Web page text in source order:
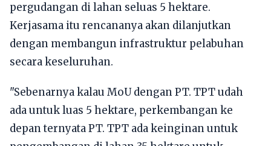
pergudangan di lahan seluas 5 hektare.
Kerjasama itu rencananya akan dilanjutkan
dengan membangun infrastruktur pelabuhan
secara keseluruhan.
"Sebenarnya kalau MoU dengan PT. TPT udah
ada untuk luas 5 hektare, perkembangan ke
depan ternyata PT. TPT ada keinginan untuk